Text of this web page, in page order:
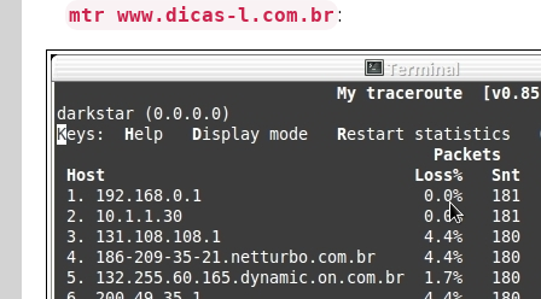
mtr www.dicas-l.com.br :